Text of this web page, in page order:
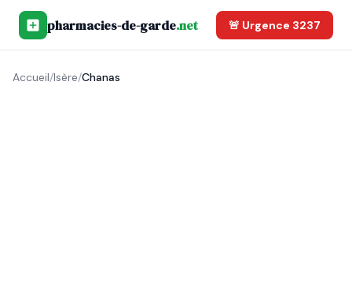
pharmacies-de-garde.net 🚨 Urgence 3237
Accueil/Isère/Chanas